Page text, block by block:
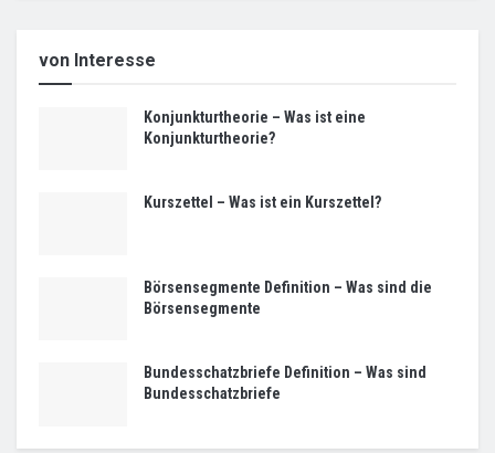
von Interesse
Konjunkturtheorie – Was ist eine
Konjunkturtheorie?
Kurszettel – Was ist ein Kurszettel?
Börsensegmente Definition – Was sind die
Börsensegmente
Bundesschatzbriefe Definition – Was sind
Bundesschatzbriefe